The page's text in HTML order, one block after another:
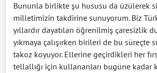
Bununla birlikte şu hususu da üzülerek
milletimizin takdirine sunuyorum. Biz
yıllardır dayatılan öğrenilmiş çaresizlik
yıkmaya çalışırken birileri de bu süreçte
takoz koyuyor. Ellerine geçirdikleri her
tellallığı için kullananları bugüne kadar